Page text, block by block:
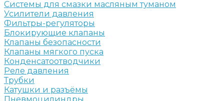
Системы для смазки масляным туманом
Усилители давления
Фильтры-регуляторы
Блокирующие клапаны
Клапаны безопасности
Клапаны мягкого пуска
Конденсатоотводчики
Реле давления
Трубки
Катушки и разъёмы